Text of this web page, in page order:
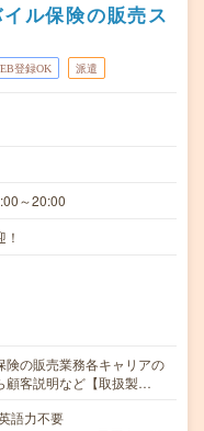
ル保険の販売ス
登録OK 派遣
～20:00
険の販売業務各キャリアの
顧客説明など【取扱製…
語力不要